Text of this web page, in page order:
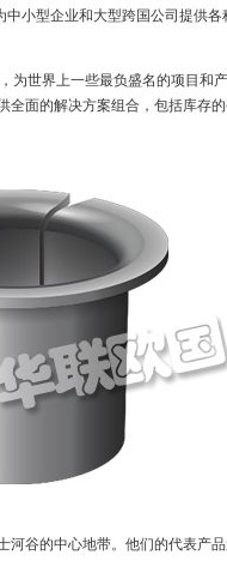
小型企业和大型跨国公司提供
世界上一些最负盛名的项目和
全面的解决方案组合，包括库存
谷的中心地带。他们的代表产品